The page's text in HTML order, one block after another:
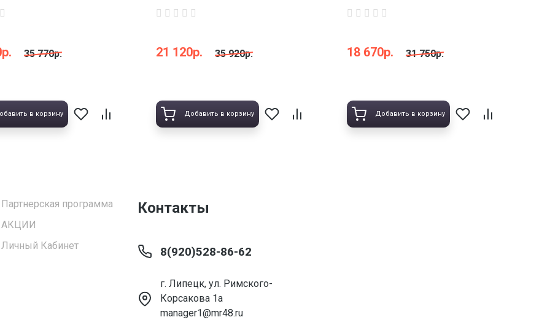
35 770р.
в корзину
21 120р. 35 920р.
Добавить в корзину
18 670р. 31 750р.
Добавить в корзину
Партнерская программа
АКЦИИ
Личный Кабинет
Контакты
8(920)528-86-62
г. Липецк, ул. Римского-
Корсакова 1а
manager1@mr48.ru